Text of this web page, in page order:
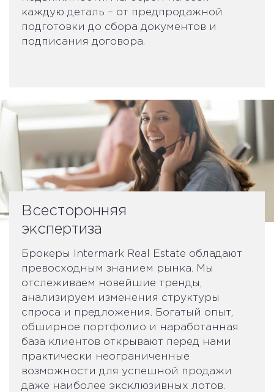
каждую деталь – от предпродажной
подготовки до сбора документов и
подписания договора.
Всесторонняя
экспертиза
Брокеры Intermark Real Estate обладают
превосходным знанием рынка. Мы
отслеживаем новейшие тренды,
анализируем изменения структуры
спроса и предложения. Богатый опыт,
обширное портфолио и наработанная
база клиентов открывают перед нами
практически неограниченные
возможности для успешной продажи
даже наиболее эксклюзивных лотов.